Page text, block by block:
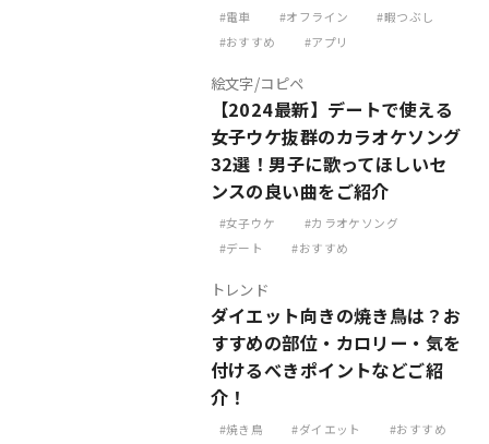
電車 オフライン
暇つぶし
おすすめ
アプリ
絵文字/コピペ
【2024最新】デートで使える
女子ウケ抜群のカラオケソング
32選！男子に歌ってほしいセ
ンスの良い曲をご紹介
女子ウケ
カラオケソング
デート
おすすめ
トレンド
ダイエット向きの焼き鳥は？お
すすめの部位・カロリー・気を
付けるべきポイントなどご紹
介！
焼き鳥 ダイエット おすすめ